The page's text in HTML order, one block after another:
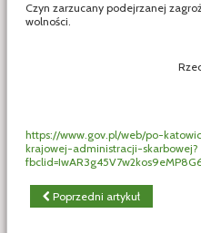
Czyn zarzucany podejrzanej
wolności.
Rzecznik Prasowy
w
Marta
https://www.gov.pl/web/po-
krajowej-administracji-skarbowej?
Poprzedni artykuł